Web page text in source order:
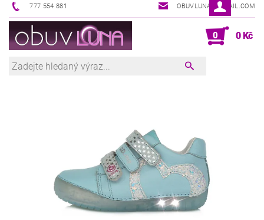
777 554 881 OBUVLUNA@GMAIL.COM
0 0 Kč